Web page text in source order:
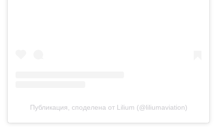
Публикация, споделена от Lilium (@liliumaviation)